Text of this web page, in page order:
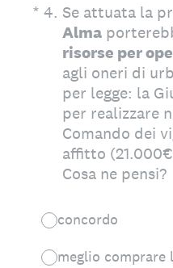
* 4. Se attuata la
Alma
risorse per
agli oneri di
per legge: la
per realizzare
Comando dei
affitto
Cosa ne pensi?
(Obbligatorio)
concordo
meglio comprare